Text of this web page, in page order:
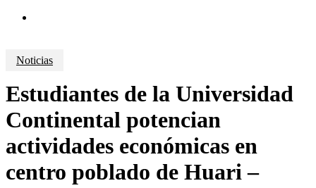
Noticias
Estudiantes de la Universidad
Continental potencian
actividades económicas en
centro poblado de Huari –